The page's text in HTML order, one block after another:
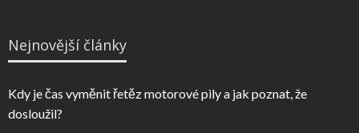
Nejnovější články
Kdy je čas vyměnit řetěz motorové pily a jak poznat, že
dosloužil?